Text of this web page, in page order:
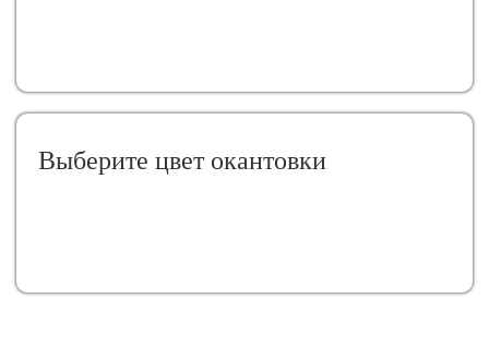
Выберите цвет окантовки